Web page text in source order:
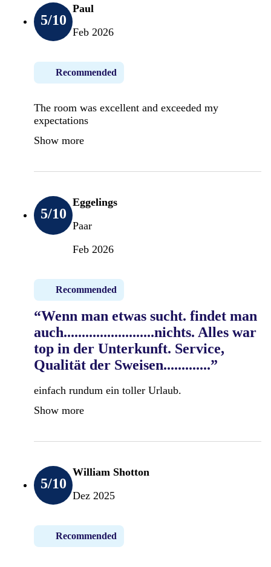
5/10
Paul
Feb 2026
Recommended
The room was excellent and exceeded my
expectations
Show more
5/10
Eggelings
Paar
Feb 2026
Recommended
“Wenn man etwas sucht. findet man
auch.........................nichts. Alles war
top in der Unterkunft. Service,
Qualität der Sweisen.............”
einfach rundum ein toller Urlaub.
Show more
5/10
William Shotton
Dez 2025
Recommended